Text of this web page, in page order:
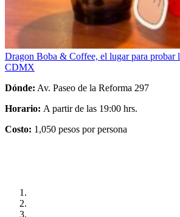
Dragon Boba & Coffee, el lugar para probar
CDMX
Dónde: Av. Paseo de la Reforma 297
Horario: A partir de las 19:00 hrs.
Costo: 1,050 pesos por persona